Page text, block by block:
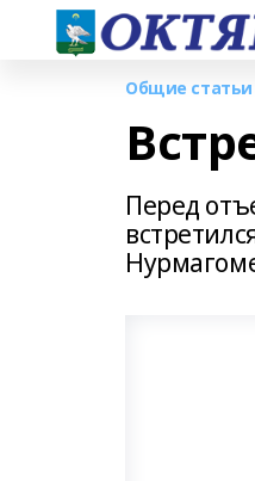
Общие статьи
Перед